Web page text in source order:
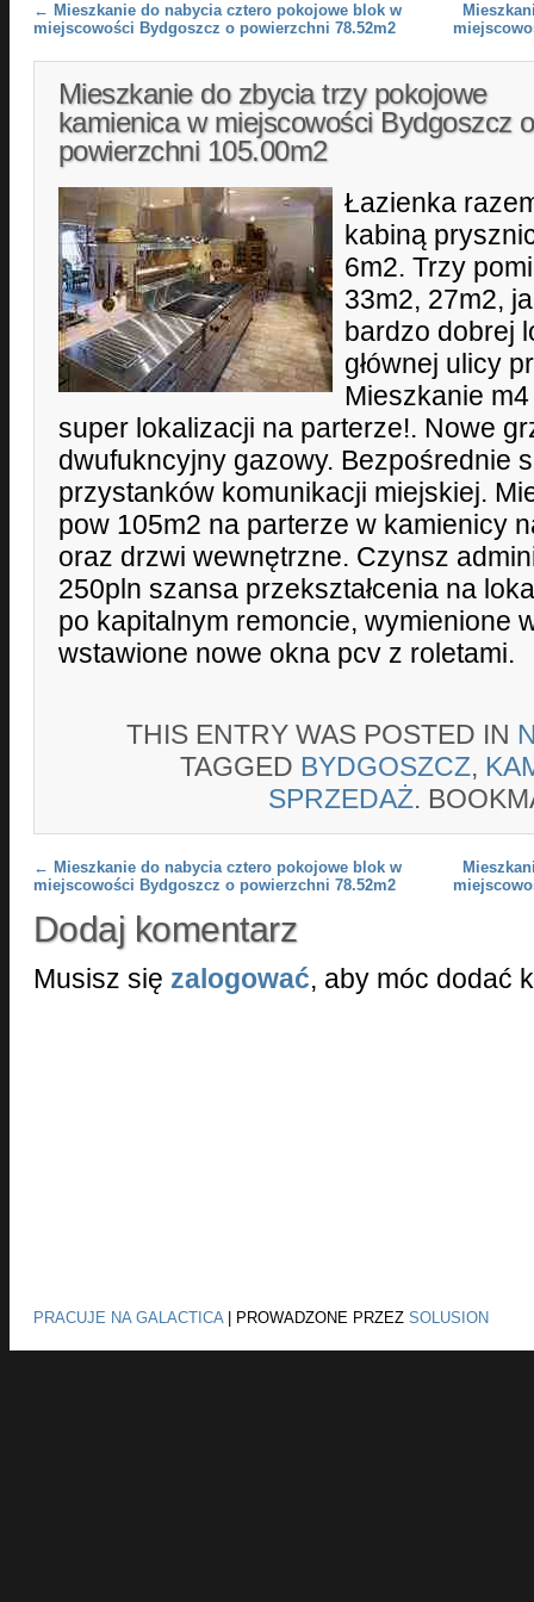
Post navigation
← Mieszkanie do nabycia cztero pokojowe blok w
miejscowości Bydgoszcz o powierzchni 78.52m2
Mieszkanie do zbycia trzy pokojowe
kamienica w miejscowości Bydgoszcz o
powierzchni 105.00m2
Łazienka
kabiną
6m2. Trzy
33m2, 27m2,
bardzo dobrej
głównej ulicy
Mieszkanie
super lokalizacji na parterze!. Nowe
dwufukncyjny gazowy. Bezpośrednie
przystanków komunikacji miejskiej.
pow 105m2 na parterze w kamienicy
oraz drzwi wewnętrzne. Czynsz
250pln szansa przekształcenia na
po kapitalnym remoncie, wymienione
wstawione nowe okna pcv z roletami.
THIS ENTRY WAS POSTED IN
TAGGED BYDGOSZCZ,
SPRZEDAŻ.
Post navigation
← Mieszkanie do nabycia cztero pokojowe blok w
miejscowości Bydgoszcz o powierzchni 78.52m2
Dodaj komentarz
Musisz się zalogować, aby móc dodać
PRACUJE NA GALACTICA| PROWADZONE PRZEZ SOLUSION